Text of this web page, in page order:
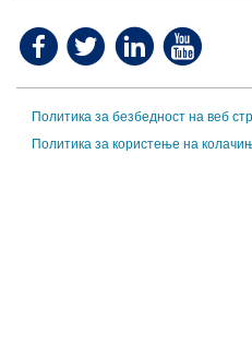
Политика за безбедност на веб
Политика за користење на